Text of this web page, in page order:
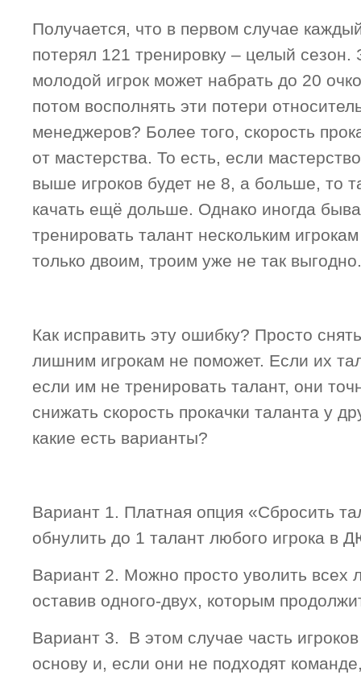
Получается, что в первом случае
потерял 121 тренировку – целый сезон.
молодой игрок может набрать до 20
потом восполнять эти потери
менеджеров? Более того, скорость
от мастерства. То есть, если
выше игроков будет не 8, а больше, то
качать ещё дольше. Однако иногда
тренировать талант нескольким
только двоим, троим уже не так выгодно.
Как исправить эту ошибку? Просто
лишним игрокам не поможет. Если их
если им не тренировать талант, они
снижать скорость прокачки таланта у
какие есть варианты?
Вариант 1. Платная опция «Сбросить
обнулить до 1 талант любого игрока в
Вариант 2. Можно просто уволить всех
оставив одного-двух, которым
Вариант 3. В этом случае часть
основу и, если они не подходят